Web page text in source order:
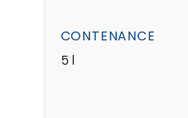
CONTENANCE
5 l